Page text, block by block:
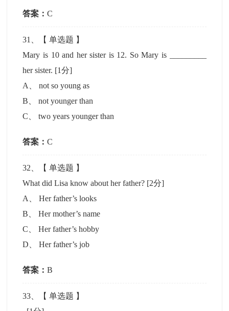
答案：C
31 、【单选题 】
Mary is 10 and her sister is 12. So Mary is _________
her sister. [1分]
A
、not so young as
B 、not younger than
C 、two years younger than
答案：C
32 、【单选题 】
What did Lisa know about her father? [2分]
A
、Her father’s looks
B 、Her mother’s name
C 、Her father’s hobby
D 、Her father’s job
答案：B
33 、【单选题 】